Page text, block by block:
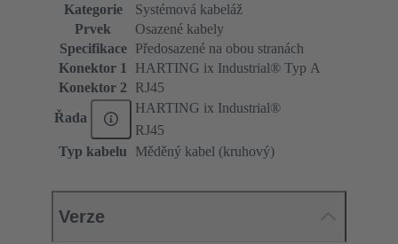
Kategorie
Systémová kabeláž
Prvek
Osazené kabely
Specifikace
Předosazené na obou stranách
Konektor 1
HARTING ix Industrial® Typ A
Konektor 2
RJ45
Řada
HARTING ix Industrial®
RJ45
Typ kabelu
Měděný kabel (kruhový)
Verze